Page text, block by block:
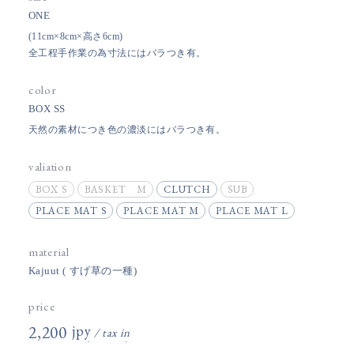
ONE
(11cm×8cm×高さ6cm)
全工程手作業の為寸法にはバラつき有。
color
BOX SS
天然の素材につき色の濃淡にはバラつき有。
valiation
BOX S BASKET M CLUTCH
SUB
PLACE MAT S
PLACE MAT M PLACE MAT L
material
Kajuut ( すげ草の一種)
price
2,200円(税込)